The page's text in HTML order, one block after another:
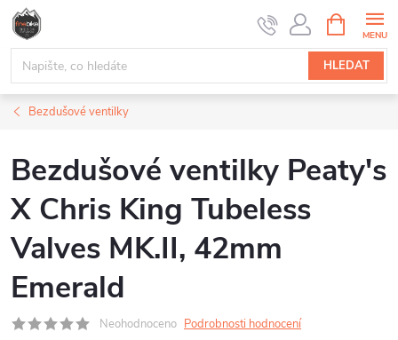
Přejít
obsah
HLEDAT
NÁKUPNÍ
KOŠÍK
Bezdušové ventilky
Bezdušové ventilky Peaty's
X Chris King Tubeless
Valves MK.II, 42mm
Emerald
Neohodnoceno Podrobnosti hodnocení